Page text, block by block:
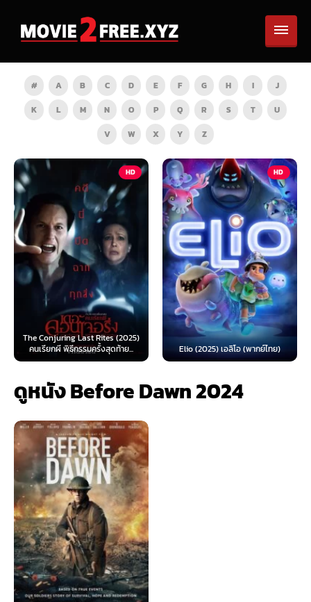
# A B C D E F G H I
J
K
L M N O P Q R S T
U
V
W X Y Z
Last Rites (2025)
กรรมครั้งสุดท้าย...
HD
Elio (2025) เอลิโอ (พากย์ไทย)
Spider-Man:
(2026) สไปเด
ดูหนัง Before Dawn 2024